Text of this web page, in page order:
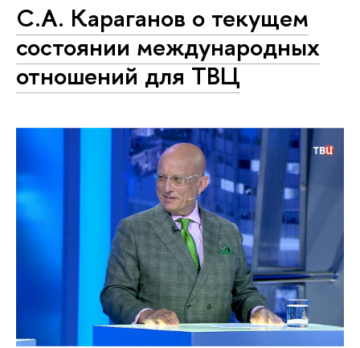
С.А. Караганов о текущем
состоянии международных
отношений для ТВЦ